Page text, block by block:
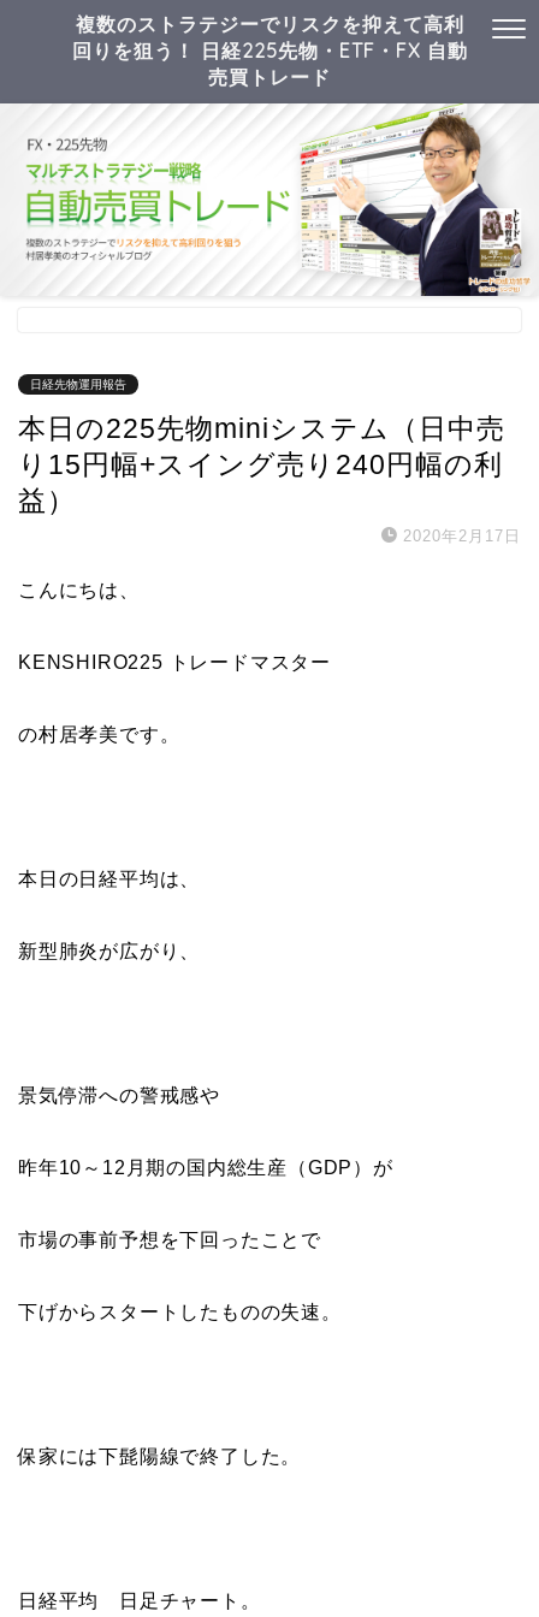
複数のストラテジーでリスクを抑えて高利
回りを狙う！ 日経225先物・ETF・FX 自動
売買トレード
日経先物運用報告
本日の225先物miniシステム（日中売
り15円幅+スイング売り240円幅の利
益）
2020年2月17日
こんにちは、
KENSHIRO225 トレードマスター
の村居孝美です。
本日の日経平均は、
新型肺炎が広がり、
景気停滞への警戒感や
昨年10～12月期の国内総生産（GDP）が
市場の事前予想を下回ったことで
下げからスタートしたものの失速。
保家には下髭陽線で終了した。
日経平均 日足チャート。